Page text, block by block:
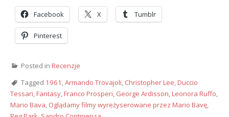
Facebook X Tumblr
Pinterest
Posted in Recenzje
Tagged 1961 ,Armando Trovajoli, Christopher Lee,Duccio
Tessari,Fantasy,Franco Prosperi, George Ardisson,Leonora Ruffo,
Mario Bava, Oglądamy filmy wyreżyserowane przez Mario Bavę,